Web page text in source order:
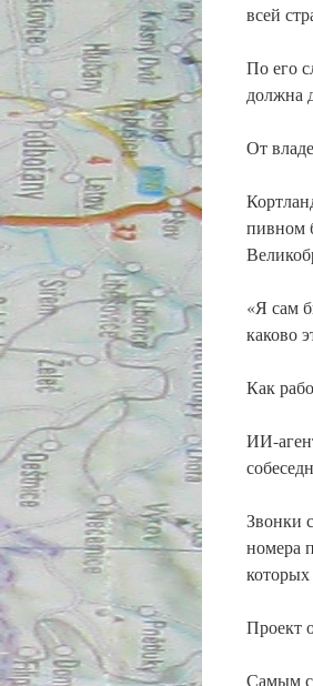
всей
По его
должна
От
пивном
«Я сам
каково
Как
ИИ-
Звонки
номера
Проект
Самым